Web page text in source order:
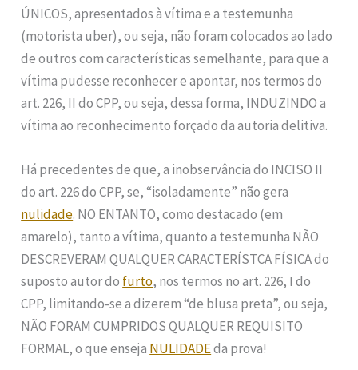
ÚNICOS, apresentados à vítima e a testemunha
(motorista uber), ou seja, não foram colocados ao lado
de outros com características semelhante, para que a
vítima pudesse reconhecer e apontar, nos termos do
art. 226, II do CPP, ou seja, dessa forma, INDUZINDO a
vítima ao reconhecimento forçado da autoria delitiva.
Há precedentes de que, a inobservância do INCISO II
do art. 226 do CPP, se, “isoladamente” não gera
nulidade. NO ENTANTO, como destacado (em
amarelo), tanto a vítima, quanto a testemunha NÃO
DESCREVERAM QUALQUER CARACTERÍSTCA FÍSICA do
suposto autor do furto, nos termos no art. 226, I do
CPP, limitando-se a dizerem “de blusa preta”, ou seja,
NÃO FORAM CUMPRIDOS QUALQUER REQUISITO
FORMAL, o que enseja NULIDADEda prova!